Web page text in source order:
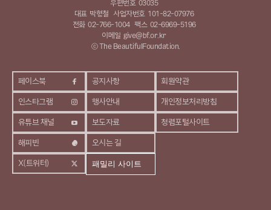
페이스북
인스타그램
유튜브 채널
해피빈
X(트위터)
공지사항
행사안내
보도자료
오시는 길
회원약관
개인정보처리방침
청렴포털사이트
우편번호 03035
대표 박형철 사업자번호 101-82-07976
전화 02-766-1004 팩스 02-6969-5196
이메일 give@bf.or.kr
ⓒ The BeautifulFoundation.